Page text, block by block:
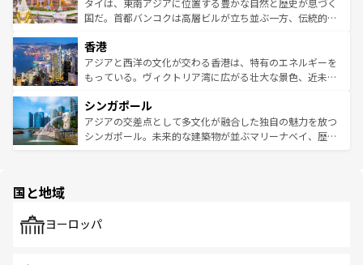
覧を参照してほしい。
醸し出している。また、バラエティの豊かさとおいしさで
とつ。フォーやバインミー、ベトナムコーヒーなどは、ぜ
ひ現地で味わいたい。どの地域を訪れてもあたたかい人々
が旅行者を迎えてくれるので、きっと忘れられない旅にな
参照してほしい。
タイは、東南アジアに位置する豊かな自然と歴史が息づく
国だ。首都バンコクは高層ビルが立ち並ぶ一方、伝統的な
の活気が交差している。北部ではチェンマイなどの山岳地
帯で自然と触れ合い、南部ではプーケットやクラビの美し
いビーチでリゾート気分を楽しむことができる。タイ料理
激する。気候は一年中温暖で、どの季節にも異なる楽しみ
が待っている。親しみやすいタイの人々、仏教を中心とし
た文化、そして多様な観光資源が、訪れる旅人を魅了し続
香港
アジアと西洋の文化が交わる香港は、特有のエネルギーを
もっている。ヴィクトリア湾に広がる壮大な景色、近未来
み、どこを訪れても感動するはず。観光スポットが密集し
ており、効率よく見どころを回れるのも魅力。息をのむよ
うな絶景から文化的な体験まで、香港を存分に楽しみ尽く
シンガポール
アジアの交差点として多文化が融合した独自の魅力を放つ
シンガポール。未来的な建築物が並ぶマリーナベイ、歴史
で、ホーカーズは地元の風情を楽しめる外せないスポット
国と地域
ヨーロッパ